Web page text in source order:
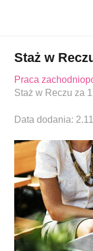
Staż w
Praca
Staż w Reczu za
Data dodania: